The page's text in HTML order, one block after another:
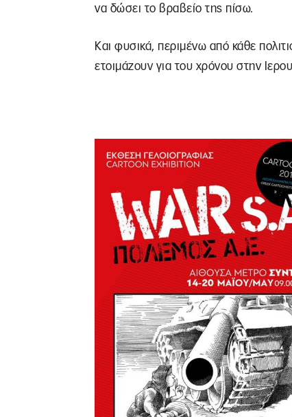
να δώσει το βραβείο της πίσω.
Και φυσικά, περιμένω από κάθε
ετοιμάζουν για του χρόνου στην